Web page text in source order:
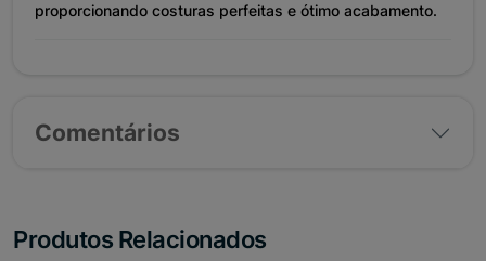
proporcionando costuras perfeitas e ótimo acabamento.
Comentários
Produtos Relacionados